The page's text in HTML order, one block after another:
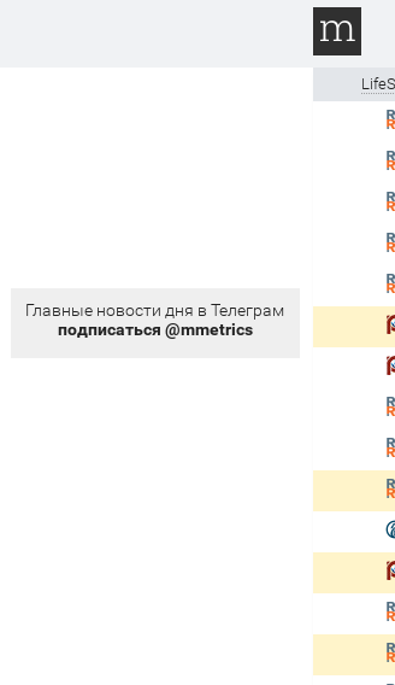
Главные новости дня в Телеграм
подписаться @mmetrics